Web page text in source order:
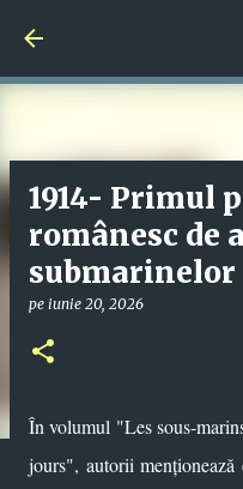
1914- Primul
românesc de
pe iunie 20, 2026
În volumul "Les sous-
jours", autorii